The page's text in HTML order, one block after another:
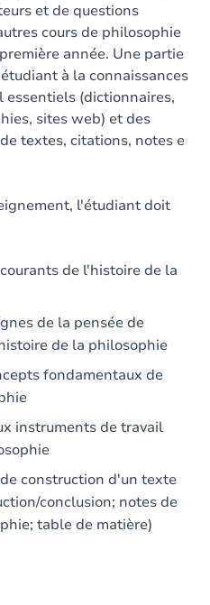
et de questions
cours de philosophie
année. Une partie
à la connaissances
(dictionnaires,
sites web) et des
textes, citations, notes e
l'étudiant doit
de l'histoire de la
de la pensée de
de la philosophie
fondamentaux de
instruments de travail
construction d'un texte
conclusion; notes de
table de matière)